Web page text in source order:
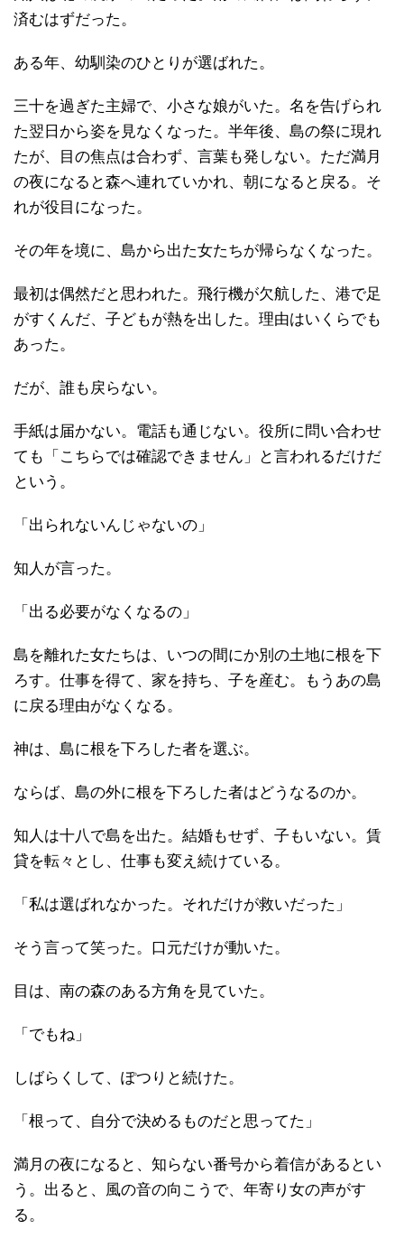
済むはずだった。
ある年、幼馴染のひとりが選ばれた。
三十を過ぎた主婦で、小さな娘がいた。名を告げられ
た翌日から姿を見なくなった。半年後、島の祭に現れ
たが、目の焦点は合わず、言葉も発しない。ただ満月
の夜になると森へ連れていかれ、朝になると戻る。そ
れが役目になった。
その年を境に、島から出た女たちが帰らなくなった。
最初は偶然だと思われた。飛行機が欠航した、港で足
がすくんだ、子どもが熱を出した。理由はいくらでも
あった。
だが、誰も戻らない。
手紙は届かない。電話も通じない。役所に問い合わせ
ても「こちらでは確認できません」と言われるだけだ
という。
「出られないんじゃないの」
知人が言った。
「出る必要がなくなるの」
島を離れた女たちは、いつの間にか別の土地に根を下
ろす。仕事を得て、家を持ち、子を産む。もうあの島
に戻る理由がなくなる。
神は、島に根を下ろした者を選ぶ。
ならば、島の外に根を下ろした者はどうなるのか。
知人は十八で島を出た。結婚もせず、子もいない。賃
貸を転々とし、仕事も変え続けている。
「私は選ばれなかった。それだけが救いだった」
そう言って笑った。口元だけが動いた。
目は、南の森のある方角を見ていた。
「でもね」
しばらくして、ぽつりと続けた。
「根って、自分で決めるものだと思ってた」
満月の夜になると、知らない番号から着信があるとい
う。出ると、風の音の向こうで、年寄り女の声がす
る。